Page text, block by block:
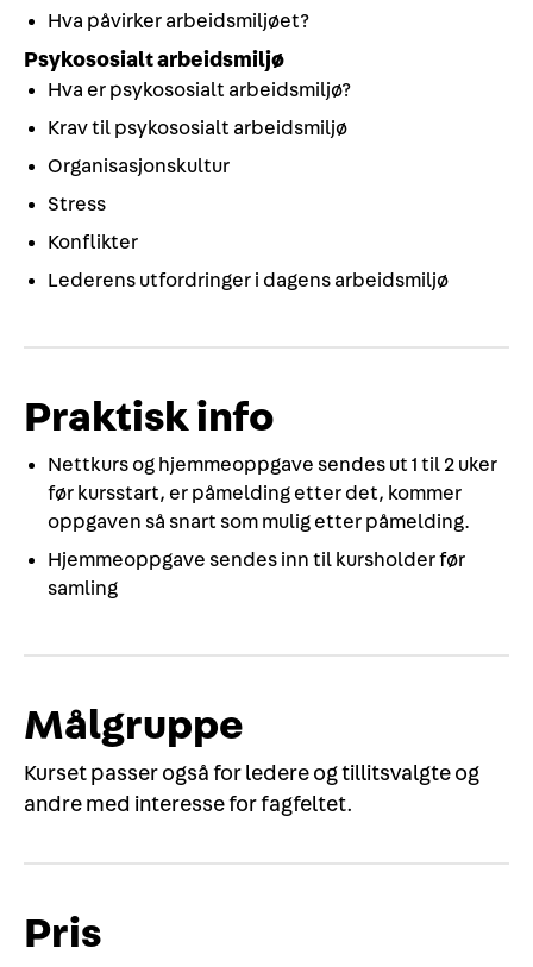
Hva påvirker arbeidsmiljøet?
Psykososialt arbeidsmiljø
Hva er psykososialt arbeidsmiljø?
Krav til psykososialt arbeidsmiljø
Organisasjonskultur
Stress
Konflikter
Lederens utfordringer i dagens arbeidsmiljø
Praktisk info
Nettkurs og hjemmeoppgave sendes ut 1 til 2 uker
før kursstart, er påmelding etter det, kommer
oppgaven så snart som mulig etter påmelding.
Hjemmeoppgave sendes inn til kursholder før
samling
Målgruppe
Kurset passer også for ledere og tillitsvalgte og
andre med interesse for fagfeltet.
Pris